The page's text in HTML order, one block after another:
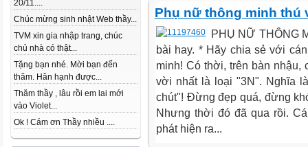
20/11....
Chúc mừng sinh nhật Web thầy...
TVM xin gia nhập trang, chúc
chủ nhà có thật...
Tặng bạn nhé. Mời bạn đến
thăm. Hân hạnh được...
Thăm thầy , lâu rồi em lai mới
vào Violet...
Ok ! Cám ơn Thầy nhiều ....
Phụ nữ thông minh thú
PHỤ NỮ THÔNG
bài hay. * Hãy chia sẻ với
minh! Có thời, trên bàn nhậu,
vời nhất là loại "3N". Nghĩa
chút"! Đừng đẹp quá, đừng
Nhưng thời đó đã qua rồi.
phát hiện ra...